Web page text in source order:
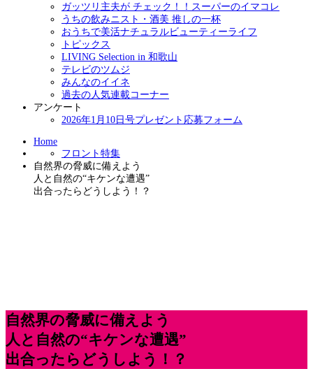
ガッツリ主夫が チェック！！スーパーのイマコレ
うちの飲みニスト・酒美 推しの一杯
おうちで美活ナチュラルビューティーライフ
トピックス
LIVING Selection in 和歌山
テレビのツムジ
みんなのイイネ
過去の人気連載コーナー
アンケート
2026年1月10日号プレゼント応募フォーム
Home
フロント特集
自然界の脅威に備えよう
人と自然の“キケンな遭遇”
出合ったらどうしよう！？
自然界の脅威に備えよう
人と自然の“キケンな遭遇”
出合ったらどうしよう！？